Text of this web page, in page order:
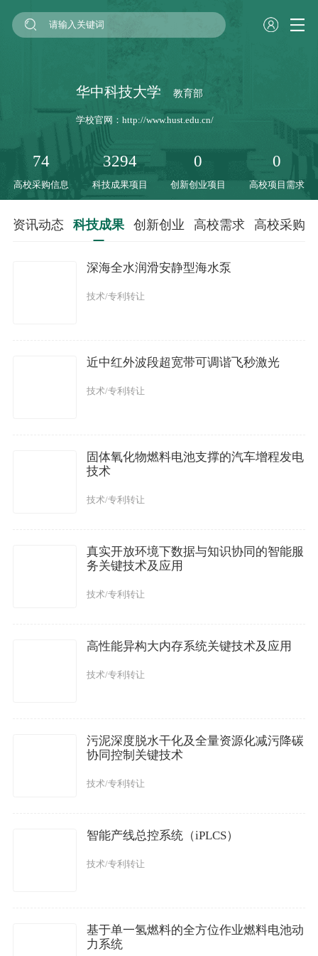
华中科技大学 教育部
学校官网： http://www.hust.edu.cn/
74
高校采购信息
3294
科技成果项目
0
创新创业项目
0
高校项目需求
资讯动态 科技成果 创新创业 高校需求 高校采购
深海全水润滑安静型海水泵
技术/专利转让
近中红外波段超宽带可调谐飞秒激光
技术/专利转让
固体氧化物燃料电池支撑的汽车增程发电
技术
技术/专利转让
真实开放环境下数据与知识协同的智能服
务关键技术及应用
技术/专利转让
高性能异构大内存系统关键技术及应用
技术/专利转让
污泥深度脱水干化及全量资源化减污降碳
协同控制关键技术
技术/专利转让
智能产线总控系统（iPLCS）
技术/专利转让
基于单一氢燃料的全方位作业燃料电池动
力系统